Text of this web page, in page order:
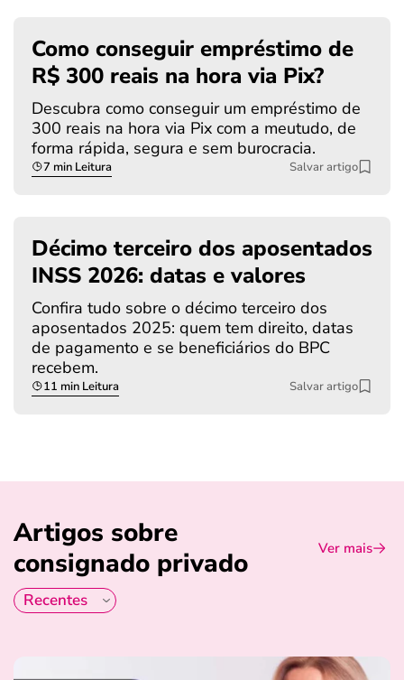
Como conseguir empréstimo de
R$ 300 reais na hora via Pix?
Descubra como conseguir um empréstimo de
300 reais na hora via Pix com a meutudo, de
forma rápida, segura e sem burocracia.
7 min Leitura Salvar artigo
Décimo terceiro dos aposentados
INSS 2026: datas e valores
Confira tudo sobre o décimo terceiro dos
aposentados 2025: quem tem direito, datas
de pagamento e se beneficiários do BPC
recebem.
11 min Leitura Salvar artigo
Artigos sobre
consignado privado
Ver mais